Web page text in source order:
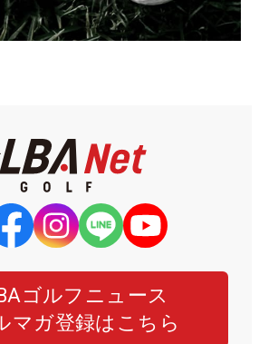
ゴルフニュース
マガ登録はこちら